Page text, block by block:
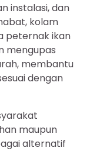
instalasi, dan
kolam
peternak ikan
mengupas
membantu
dengan
maupun
alternatif